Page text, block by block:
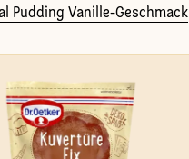
Pudding Vanille-Geschmack